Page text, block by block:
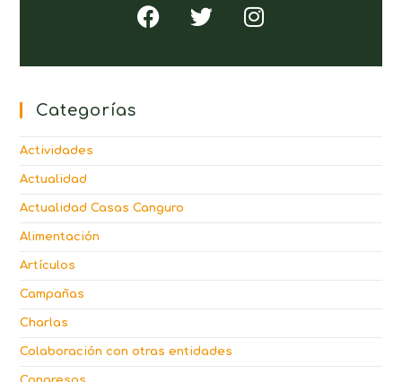
Categorías
Actividades
Actualidad
Actualidad Casas Canguro
Alimentación
Artículos
Campañas
Charlas
Colaboración con otras entidades